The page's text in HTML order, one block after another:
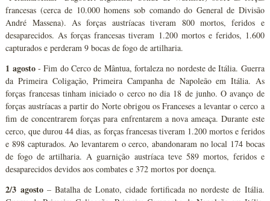
francesas (cerca de 10.000 homens sob comando do General de Divisão
André Massena). As forças austríacas tiveram 800 mortos, feridos e
desaparecidos. As forças francesas tiveram 1.200 mortos e feridos, 1.600
capturados e perderam 9 bocas de fogo de artilharia.
1 agosto- Fim do Cerco de Mântua, fortaleza no nordeste de Itália. Guerra
da Primeira Coligação, Primeira Campanha de Napoleão em Itália. As
forças francesas tinham iniciado o cerco no dia 18 de junho. O avanço de
forças austríacas a partir do Norte obrigou os Franceses a levantar o cerco a
fim de concentrarem forças para enfrentarem a nova ameaça. Durante este
cerco, que durou 44 dias, as forças francesas tiveram 1.200 mortos e feridos
e 898 capturados. Ao levantarem o cerco, abandonaram no local 174 bocas
de fogo de artilharia. A guarnição austríaca teve 589 mortos, feridos e
desaparecidos devidos aos combates e 372 mortos por doença.
2/3 agosto– Batalha de Lonato, cidade fortificada no nordeste de Itália.